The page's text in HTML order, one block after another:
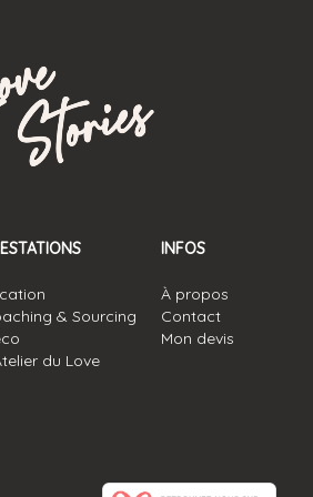
& Sourcing
du Love
INFOS
À propos
Contact
Mon devis